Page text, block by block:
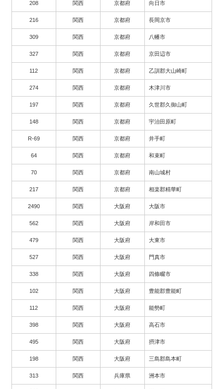
208 関西 京都府 向日市
216 関西 京都府 長岡京市
309 関西 京都府 八幡市
327 関西 京都府 京田辺市
112 関西 京都府 乙訓郡大山崎町
274 関西 京都府 木津川市
197 関西 京都府 久世郡久御山町
148 関西 京都府 宇治田原町
R-69 関西 京都府 井手町
64 関西 京都府 和束町
70 関西 京都府 南山城村
217 関西 京都府 相楽郡精華町
2490 関西 大阪府 大阪市
562 関西 大阪府 岸和田市
479 関西 大阪府 大東市
527 関西 大阪府 門真市
338 関西 大阪府 四條畷市
102 関西 大阪府 豊能郡豊能町
112 関西 大阪府 能勢町
398 関西 大阪府 高石市
495 関西 大阪府 摂津市
198 関西 大阪府 三島郡島本町
313 関西 兵庫県 洲本市